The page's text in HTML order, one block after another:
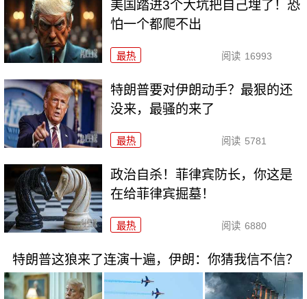
美国踏进3个大坑把自己埋了！恐
怕一个都爬不出
最热 阅读 16993
特朗普要对伊朗动手？最狠的还
没来，最骚的来了
最热 阅读 5781
政治自杀！菲律宾防长，你这是
在给菲律宾掘墓！
最热 阅读 6880
特朗普这狼来了连演十遍，伊朗：你猜我信不信？